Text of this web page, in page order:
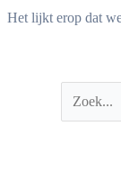
Het lijkt erop dat